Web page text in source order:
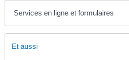
Services en ligne et formulaires
Et aussi